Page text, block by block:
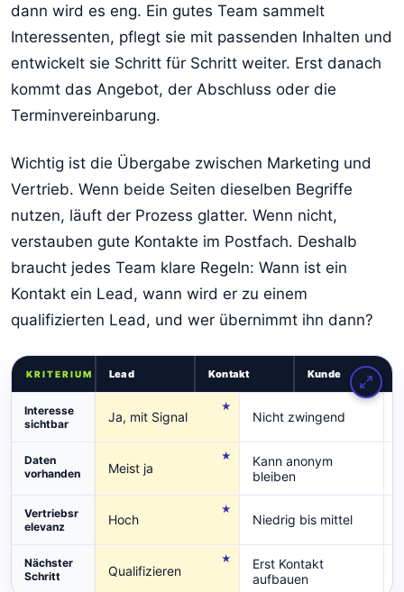
dann wird es eng. Ein gutes Team sammelt
Interessenten, pflegt sie mit passenden Inhalten und
entwickelt sie Schritt für Schritt weiter. Erst danach
kommt das Angebot, der Abschluss oder die
Terminvereinbarung.
Wichtig ist die Übergabe zwischen Marketing und
Vertrieb. Wenn beide Seiten dieselben Begriffe
nutzen, läuft der Prozess glatter. Wenn nicht,
verstauben gute Kontakte im Postfach. Deshalb
braucht jedes Team klare Regeln: Wann ist ein
Kontakt ein Lead, wann wird er zu einem
qualifizierten Lead, und wer übernimmt ihn dann?
KRITERIUM Lead Kontakt Kunde
Interesse
sichtbar
Ja, mit Signal Nicht zwingend
Daten
vorhanden
Meist ja
Kann anonym
bleiben
Vertriebsr
elevanz
Hoch Niedrig bis mittel
Nächster
Schritt
Qualifizieren
Erst Kontakt
aufbauen